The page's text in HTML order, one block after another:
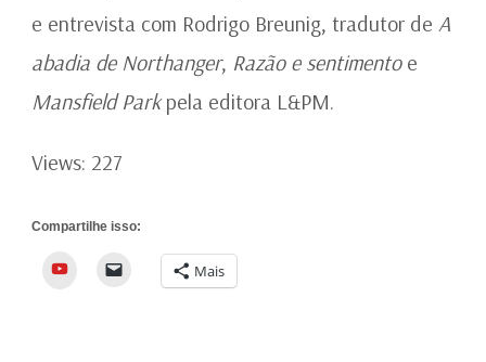
e entrevista com Rodrigo Breunig, tradutor de A
abadia de Northanger, Razão e sentimentoe
Mansfield Parkpela editora L&PM.
Views: 227
Compartilhe isso:
YouTube Mais